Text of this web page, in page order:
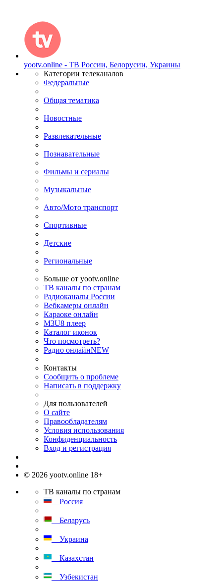
yootv.online - ТВ России, Белорусии, Украины
Категории телеканалов
Федеральные
Общая тематика
Новостные
Развлекательные
Познавательные
Фильмы и сериалы
Музыкальные
Авто/Мото транспорт
Спортивные
Детские
Региональные
Больше от yootv.online
ТВ каналы по странам
Радиоканалы России
Вебкамеры онлайн
Караоке онлайн
M3U8 плеер
Каталог иконок
Что посмотреть?
Радио онлайнNEW
Контакты
Сообщить о проблеме
Написать в поддержку
Для пользователей
О сайте
Правообладателям
Условия использования
Конфиденциальность
Вход и регистрация
© 2026 yootv.online 18+
ТВ каналы по странам
Россия
Беларусь
Украина
Казахстан
Узбекистан